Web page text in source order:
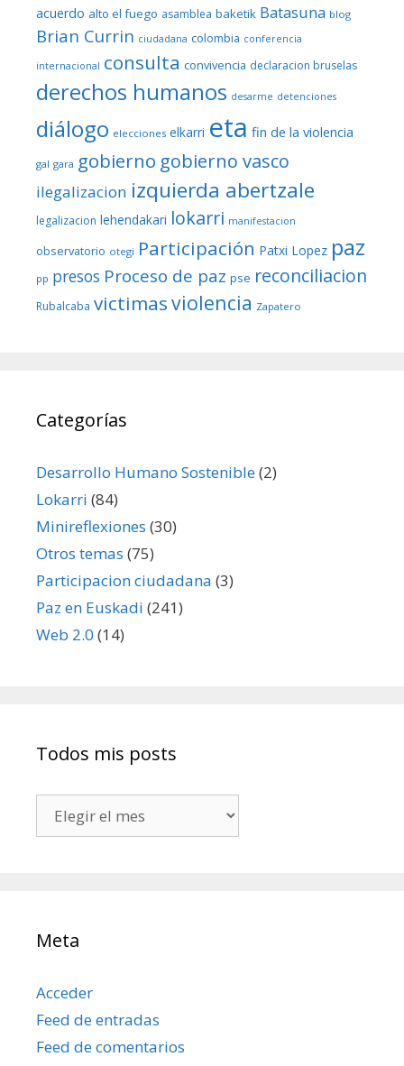
acuerdo alto el fuego asamblea baketik Batasuna blog
Brian Currin ciudadana colombia conferencia
internacional consulta convivencia declaracion bruselas
derechos humanos desarme detenciones
diálogo elecciones elkarri eta fin de la violencia
gal gara gobierno gobierno vasco
ilegalizacion izquierda abertzale
legalizacion lehendakari lokarri manifestacion
observatorio otegi Participación Patxi Lopez paz
pp presos Proceso de paz pse reconciliacion
Rubalcaba victimasviolencia Zapatero
Categorías
Desarrollo Humano Sostenible(2)
Lokarri (84)
Minireflexiones (30)
Otros temas (75)
Participacion ciudadana (3)
Paz en Euskadi (241)
Web 2.0 (14)
Todos mis posts
mis
Meta
Acceder
Feed de entradas
Feed de comentarios